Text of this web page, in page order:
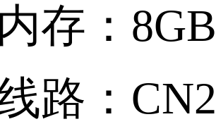
：8GB
：CN2